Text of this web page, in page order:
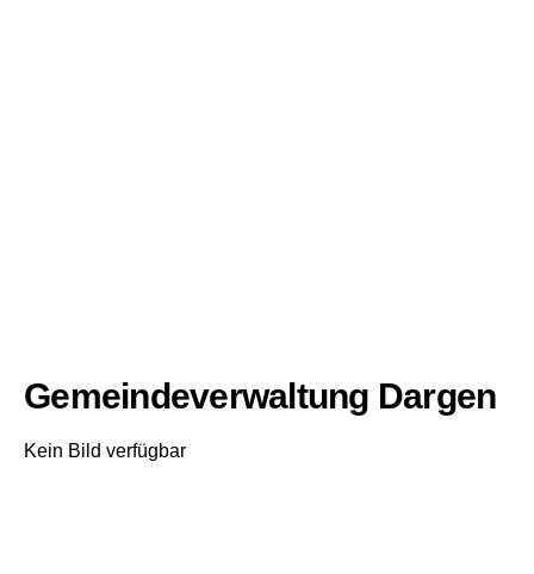
Gemeindeverwaltung Dargen
Kein Bild verfügbar